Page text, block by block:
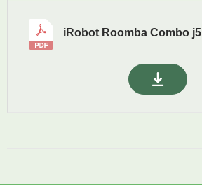
iRobot Roomba Combo j5